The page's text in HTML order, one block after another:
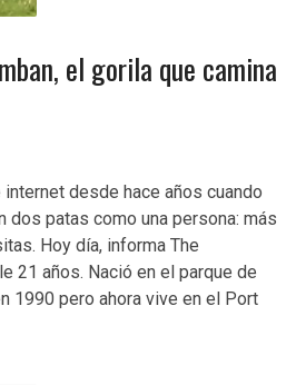
el gorila que camina
desde hace años cuando
dos patas como una persona: más
Hoy día, informa The
21 años. Nació en el parque de
1990 pero ahora vive en el Port